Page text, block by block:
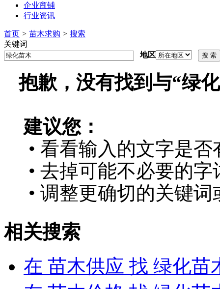
企业商铺
行业资讯
首页 > 苗木求购 > 搜索
关键词
地区
抱歉，没有找到与“绿
建议您：
• 看看输入的文字是否
• 去掉可能不必要的字
• 调整更确切的关键
相关搜索
在 苗木供应 找 绿化苗